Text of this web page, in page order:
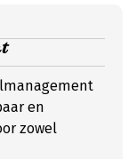
en
zowel